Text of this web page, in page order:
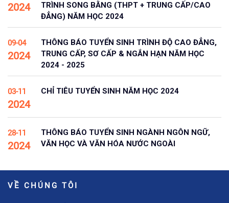
2024
TRÌNH SONG BẰNG (THPT + TRUNG CẤP/CAO
ĐẲNG) NĂM HỌC 2024
09-04
2024
THÔNG BÁO TUYỂN SINH TRÌNH ĐỘ CAO ĐẲNG,
TRUNG CẤP, SƠ CẤP & NGẮN HẠN NĂM HỌC
2024 - 2025
03-11
2024
CHỈ TIÊU TUYỂN SINH NĂM HỌC 2024
28-11
2024
THÔNG BÁO TUYỂN SINH NGÀNH NGÔN NGỮ,
VĂN HỌC VÀ VĂN HÓA NƯỚC NGOÀI
VỀ CHÚNG TÔI